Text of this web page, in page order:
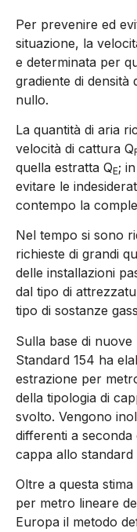
Per prevenire ed
situazione, la
e determinata per
gradiente di densità
nullo.
La quantità di aria
velocità di cattura Q
quella estratta QE;
evitare le
contempo la
Nel tempo si sono
richieste di grandi
delle installazioni
dal tipo di
tipo di sostanze
Sulla base di nuove
Standard 154 ha
estrazione per
della tipologia di
svolto. Vengono
differenti a seconda
cappa allo standard
Oltre a questa
per metro lineare
Europa il metodo